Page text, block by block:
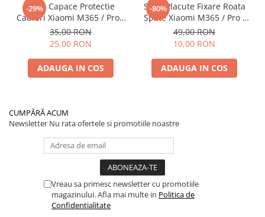
-29%
Set 4 Capace Protectie
Cabluri Xiaomi M365 / Pro /
1S / Pro 2 / Mi 3 Rosu
35,00 RON
25,00 RON
ADAUGA IN COS
-80%
Set 2 Placute Fixare Roata
Spate Xiaomi M365 / Pro /
1S / Pro 2 Compatibil
49,00 RON
10,00 RON
ADAUGA IN COS
CUMPĂRĂ ACUM
Newsletter Nu rata ofertele si promotiile noastre
Vreau sa primesc newsletter cu promotiile
magazinului. Afla mai multe in Politica de
Confidentialitate